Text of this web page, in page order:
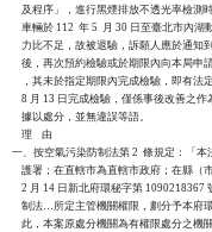
及程序」，進行黑煙排放不透光率檢
車輛於 112  年 5  月 30 日至臺北市
力比不足，故被退驗，訴願人應於通
後，再次預約檢驗或於期限內向本局
，其未於指定期限內完成檢驗，即有法
8 月 13 日完成檢驗，僅係事後改善之
    據以處分，並無違誤等語。
    理    由
一、按空氣污染防制法第 2  條規定：「
護署；在直轄市為直轄市政府；在縣（
2 月 14 日新北府環秘字第
制法…所定主管機關權限，劃分予本
此，本案原處分機關為有權限處分之機關